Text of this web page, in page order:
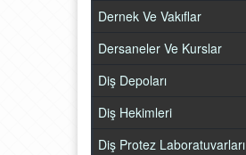
Dernek Ve Vakıflar
Dersaneler Ve Kurslar
Diş Depoları
Diş Hekimleri
Diş Protez Laboratuvarları